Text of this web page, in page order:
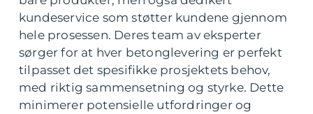
kundeservice som støtter kundene gjennom
hele prosessen. Deres team av eksperter
sørger for at hver betonglevering er perfekt
tilpasset det spesifikke prosjektets behov,
med riktig sammensetning og styrke. Dette
minimerer potensielle utfordringer og